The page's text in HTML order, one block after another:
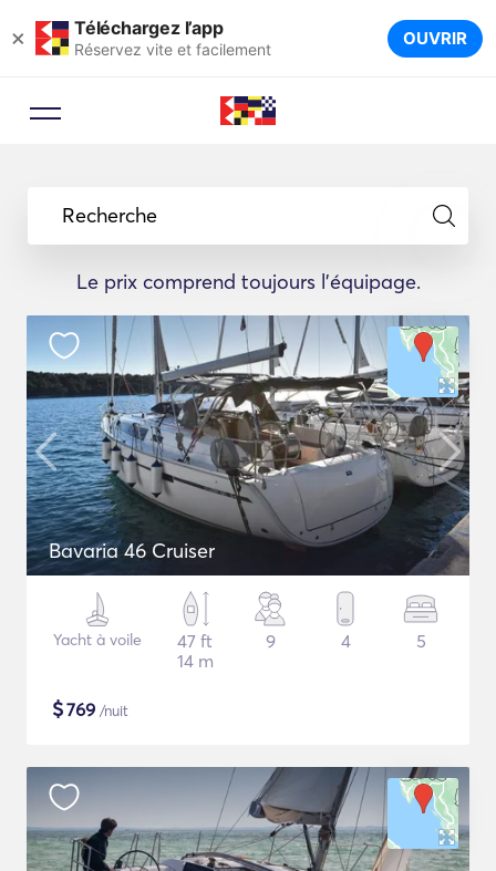
× Téléchargez l’app
Réservez vite et facilement OUVRIR
Recherche
Le prix comprend toujours l'équipage.
Bavaria 46 Cruiser
Yacht à voile
47 ft
14 m
9 4 5
$769 /nuit